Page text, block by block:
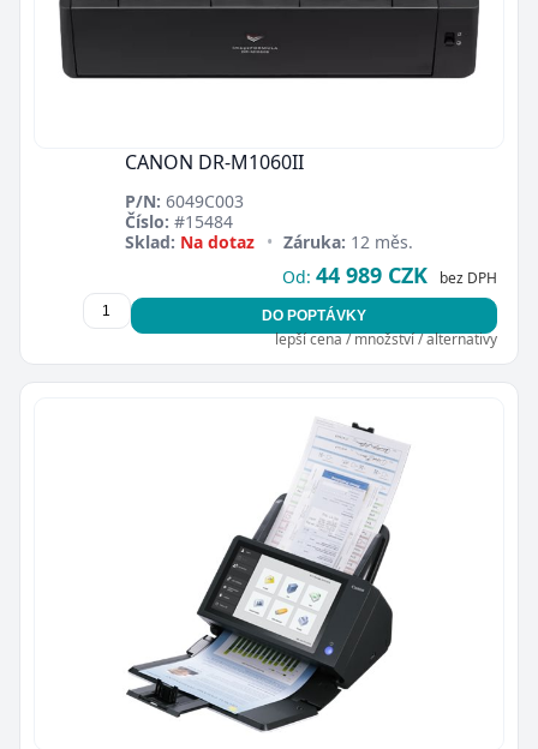
CANON DR-M1060II
P/N: 6049C003
Číslo: #15484
Sklad: Na dotaz • Záruka: 12 měs.
Od: 44 989 CZK bez DPH
DO POPTÁVKY
lepší cena / množství / alternativy